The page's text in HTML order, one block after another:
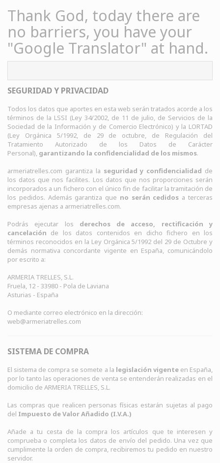
Thank God, today there are
no barriers, you have your
"Google Translator" at hand.
SEGURIDAD Y PRIVACIDAD
Todos los datos que aportes en esta web serán tratados acorde a los
términos de la LSSI (Ley 34/2002, de 11 de julio, de Servicios de la
Sociedad de la Información y de Comercio Electrónico) y la LORTAD
(Ley Orgánica 5/1992, de 29 de octubre, de Regulación del
Tratamiento Autorizado de los Datos de Carácter
Personal), garantizando la confidencialidad de los mismos.
armeriatrelles.com garantiza la seguridad y confidencialidad de
los datos que nos facilites. Los datos que nos proporciones serán
incorporados a un fichero con el único fin de facilitar la tramitación de
los pedidos. Además garantiza que no serán cedidos a terceras
empresas ajenas a armeriatrelles.com.
Podrás ejecutar los derechos de acceso, rectificación y
cancelación de los datos contenidos en dicho fichero en los
términos reconocidos en la Ley Orgánica 5/1992 del 29 de Octubre y
demás normativa concordante vigente en España, comunicándolo
por escrito a:
ARMERIA TRELLES, S.L.
Fruela, 12 - 33980 - Pola de Laviana
Asturias - España
O mediante correo electrónico en la dirección:
web@armeriatrelles.com
SISTEMA DE COMPRA
El sistema de compra se somete a la legislación vigenteen España,
por lo tanto las operaciones de venta se entenderán realizadas en el
domicilio de ARMERIA TRELLES, S.L.
Las compras que realicen personas físicas estarán sujetas al pago
del Impuesto de Valor Añadido (I.V.A.)
Añade a tu cesta de la compra los artículos que te interesen y
comprueba o completa los datos de envío del pedido. Una vez que
cumplimente la orden de compra, recibiremos tu pedido en nuestro
servidor.